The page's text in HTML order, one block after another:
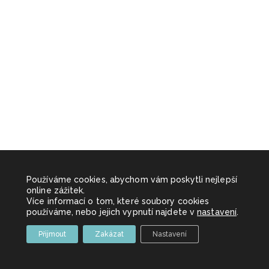
Copyright 2026 Sportovní akce z.s. | Made with
Používáme cookies, abychom vám poskytli nejlepší
online zážitek.
Více informací o tom, které soubory cookies
používáme, nebo jejich vypnutí najdete vnastavení.
Přijmout Zakázat Nastavení